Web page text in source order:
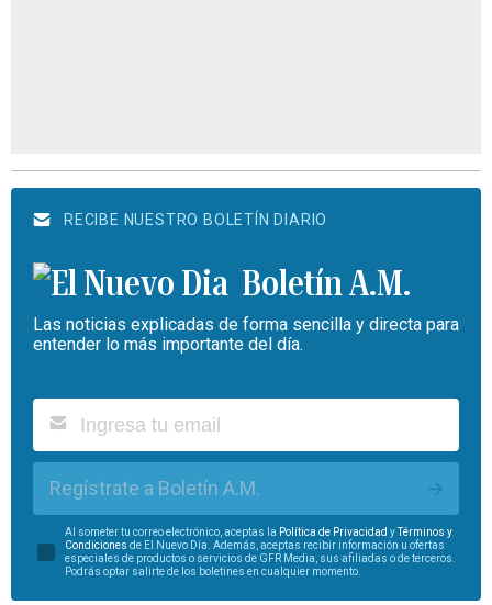
RECIBE NUESTRO BOLETÍN DIARIO
Boletín A.M.
Las noticias explicadas de forma sencilla y directa para
entender lo más importante del día.
Regístrate a Boletín A.M.
Al someter tu correo electrónico, aceptas la Política de Privacidad yTérminos y
Condiciones de El Nuevo Día. Además, aceptas recibir información u ofertas
especiales de productos o servicios de GFR Media, sus afiliadas o de terceros.
Podrás optar salirte de los boletines en cualquier momento.